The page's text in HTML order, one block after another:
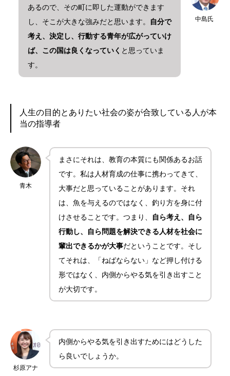
中島氏
あるので、その町に即した運動ができます
し、そこが大きな強みだと思います。
自分で
考え、決定し、行動する青年が広がっていけ
ば、この国は良くなっていく と思っていま
す。
人生の目的とありたい社会の姿が合致している人が本
当の指導者
青木
まさにそれは、教育の本質にも関係あるお話
です。私は人材育成の仕事に携わってきて、
大事だと思っていることがあります。それ
は、魚を与えるのではなく、釣り方を身に付
けさせることです。つまり、
自ら考え、自ら
行動し、自ら問題を解決できる人材を社会に
輩出できるかが大事だということです。そし
てそれは、「ねばならない」など押し付ける
形ではなく、内側からやる気を引き出すこと
が大切です。
杉原アナ
内側からやる気を引き出すためにはどうした
ら良いでしょうか。